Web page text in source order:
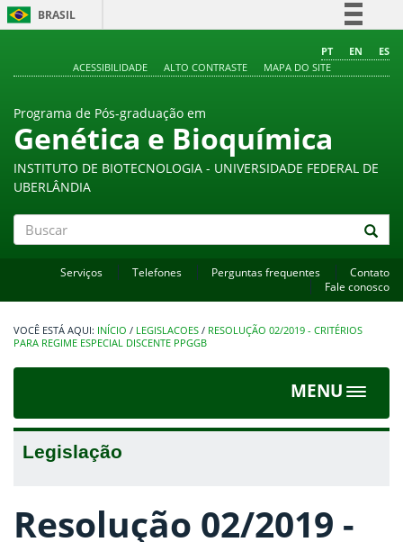
BRASIL
Comunica BR
Acesso à informação
Legislação
PT EN
ES
ACESSIBILIDADE
ALTO CONTRASTE MAPA DO SITE
Programa de Pós-graduação em
Genética e Bioquímica
INSTITUTO DE BIOTECNOLOGIA - UNIVERSIDADE FEDERAL DE
UBERLÂNDIA
Serviços Telefones Perguntas frequentes
Contato
Fale conosco
INÍCIO / LEGISLACOES / RESOLUÇÃO 02/2019 - CRITÉRIOS
PARA REGIME ESPECIAL DISCENTE PPGGB
MENU
Toggle
Legislação
Resolução 02/2019 -